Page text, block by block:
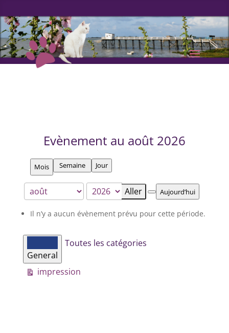
Evènement au août 2026
Mois Semaine Jour
Mois
Année Précédent
Aujourd’hui
Il n’y a aucun évènement prévu pour cette période.
Catégories
d’évènement
General
Toutes les catégories
Vue
impression